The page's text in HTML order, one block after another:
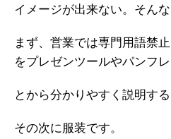
イメージが出来ない。そん
まず、営業では専門用語禁
をプレゼンツールやパンフレ
とから分かりやすく説明する
その次に服装です。